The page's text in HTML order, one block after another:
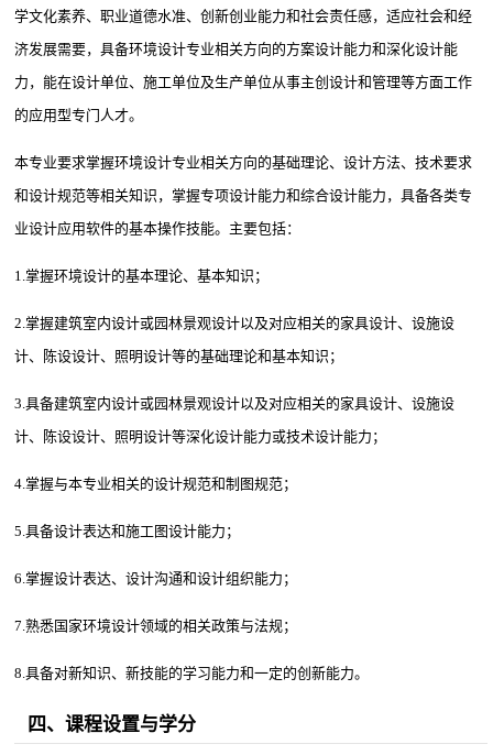
学文化素养、职业道德水准、创新创业能力和社会责任感，适应社会和经
济发展需要，具备环境设计专业相关方向的方案设计能力和深化设计能
力，能在设计单位、施工单位及生产单位从事主创设计和管理等方面工作
的应用型专门人才。
本专业要求掌握环境设计专业相关方向的基础理论、设计方法、技术要求
和设计规范等相关知识，掌握专项设计能力和综合设计能力，具备各类专
业设计应用软件的基本操作技能。主要包括：
1.掌握环境设计的基本理论、基本知识；
2.掌握建筑室内设计或园林景观设计以及对应相关的家具设计、设施设
计、陈设设计、照明设计等的基础理论和基本知识；
3.具备建筑室内设计或园林景观设计以及对应相关的家具设计、设施设
计、陈设设计、照明设计等深化设计能力或技术设计能力；
4.掌握与本专业相关的设计规范和制图规范；
5.具备设计表达和施工图设计能力；
6.掌握设计表达、设计沟通和设计组织能力；
7.熟悉国家环境设计领域的相关政策与法规；
8.具备对新知识、新技能的学习能力和一定的创新能力。
四、课程设置与学分